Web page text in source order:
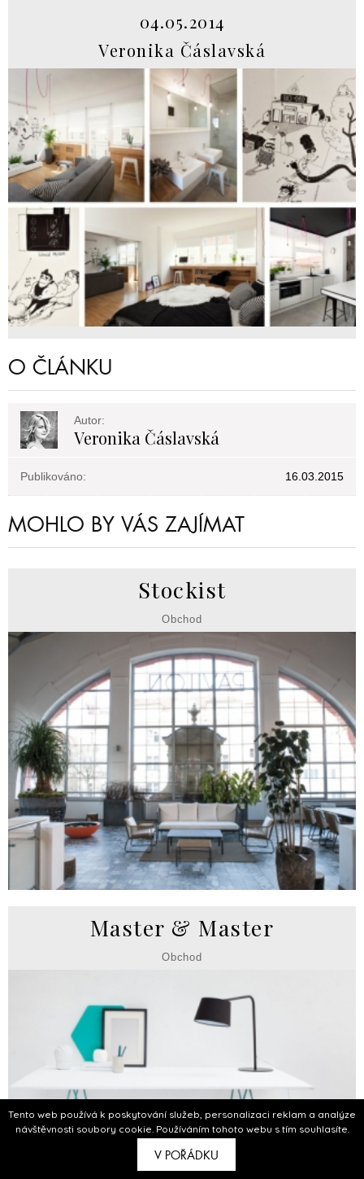
Tento web používá k poskytování služeb, personalizaci reklam a analýze
návštěvnosti soubory cookie. Používáním tohoto webu s tím souhlasíte.
V POŘÁDKU
04.05.2014
Veronika Čáslavská
O ČLÁNKU
Autor:
Veronika Čáslavská
Publikováno: 16.03.2015
MOHLO BY VÁS ZAJÍMAT
Stockist
Obchod
Master & Master
Obchod